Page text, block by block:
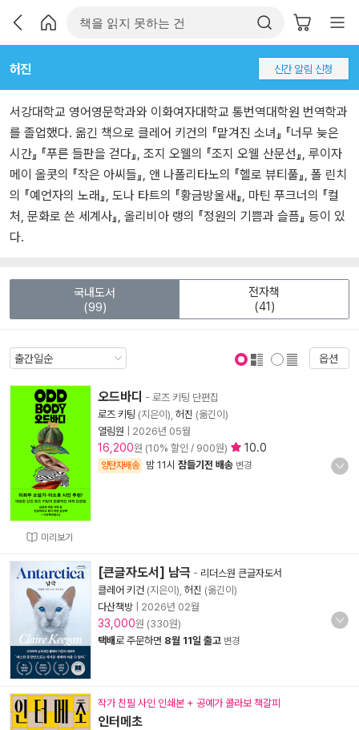
허진 신간 알림 신청
서강대학교 영어영문학과와 이화여자대학교 통번역대학원 번역학과
를 졸업했다. 옮긴 책으로 클레어 키건의 『맡겨진 소녀』 『너무 늦은
시간』 『푸른 들판을 걷다』, 조지 오웰의 『조지 오웰 산문선』, 루이자
메이 올콧의 『작은 아씨들』, 앤 나폴리타노의 『헬로 뷰티풀』, 폴 린치
의 『예언자의 노래』, 도나 타트의 『황금방울새』, 마틴 푸크너의 『컬
처, 문화로 쓴 세계사』, 올리비아 랭의 『정원의 기쁨과 슬픔』 등이 있
다.
국내도서
(99)
전자책
(41)
옵션
미리보기
오드바디 - 로즈 키팅 단편집
로즈 키팅 (지은이), 허진 (옮긴이)
열림원
2026년 05월
16,200원 (10% 할인 / 900원) 10.0
양탄자배송 밤 11시 잠들기전 배송 변경
[큰글자도서] 남극 - 리더스원 큰글자도서
클레어 키건 (지은이), 허진 (옮긴이)
다산책방
2026년 02월
33,000원 (330원)
택배로 주문하면 8월 11일 출고 변경
작가 친필 사인 인쇄본 + 공예가 콜라보 책갈피
인터메초